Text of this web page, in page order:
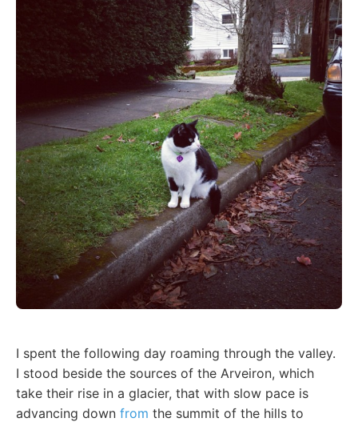
I spent the following day roaming through the valley.
I stood beside the sources of the Arveiron, which
take their rise in a glacier, that with slow pace is
advancing down from the summit of the hills to